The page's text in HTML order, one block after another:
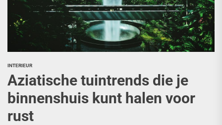
INTERIEUR
Aziatische tuintrends die je
binnenshuis kunt halen voor
rust